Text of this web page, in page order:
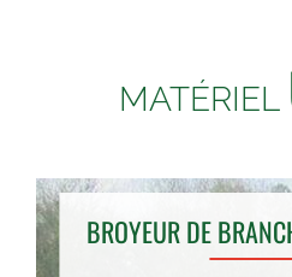
MATÉRIEL
BROYEUR DE